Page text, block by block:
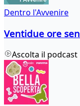
Dentro l'Avvenire
Ventidue ore
Ascolta il podcast